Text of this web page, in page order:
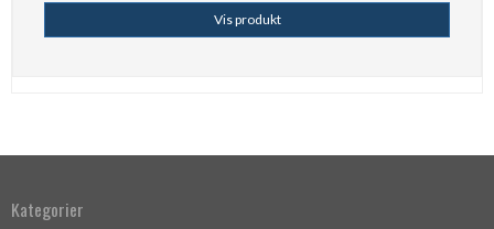
Vis produkt
Kategorier